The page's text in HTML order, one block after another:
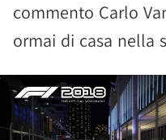
commento Carlo
ormai di casa nella